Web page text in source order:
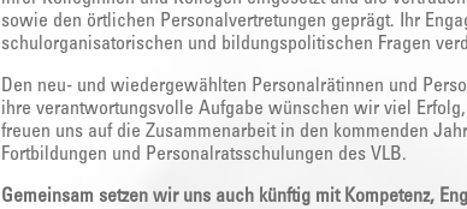
sowie den örtlichen Personalvertretungen geprägt. Ihr
schulorganisatorischen und bildungspolitischen Fragen
Den neu- und wiedergewählten Personalrätinnen und
ihre verantwortungsvolle Aufgabe wünschen wir viel
freuen uns auf die Zusammenarbeit in den kommenden
Fortbildungen und Personalratsschulungen des VLB.
Gemeinsam setzen wir uns auch künftig mit Kompetenz,